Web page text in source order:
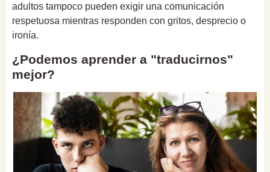
adultos tampoco pueden exigir una comunicación
respetuosa mientras responden con gritos, desprecio o
ironía.
¿Podemos aprender a "traducirnos"
mejor?